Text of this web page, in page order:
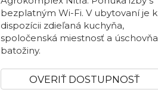
bezplatným Wi-Fi. V ubytovaní je k
dispozícii zdieľaná kuchyňa,
spoločenská miestnosť a úschovňa
batožiny.
OVERIŤ DOSTUPNOSŤ